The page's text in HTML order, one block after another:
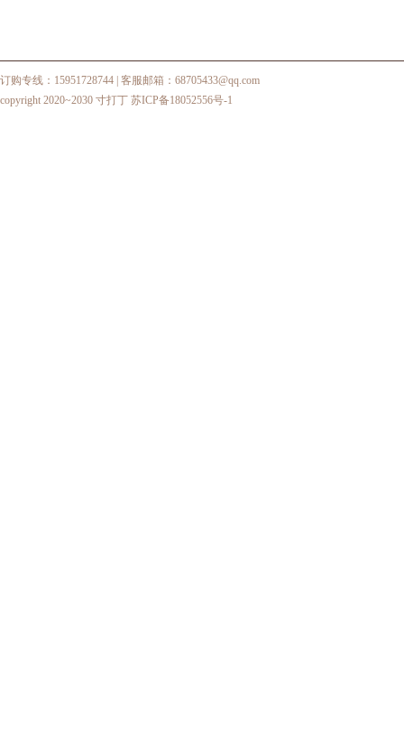
订购专线：15951728744 | 客服邮箱：68705433@qq.com
copyright 2020~2030 寸打丁 苏ICP备18052556号-1